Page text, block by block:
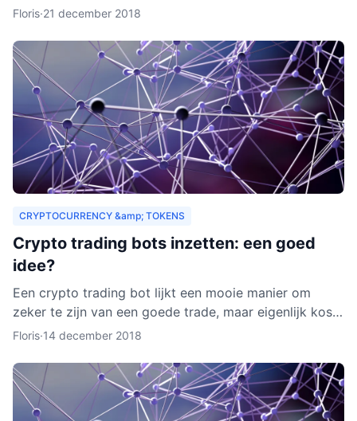
regels over de privacy van de deelnemers aan het
Floris·21 december 2018
CRYPTOCURRENCY &amp; TOKENS
Crypto trading bots inzetten: een goed
idee?
Een crypto trading bot lijkt een mooie manier om
zeker te zijn van een goede trade, maar eigenlijk kost
het instellen van een bot nog aardig wat tijd en
Floris·14 december 2018